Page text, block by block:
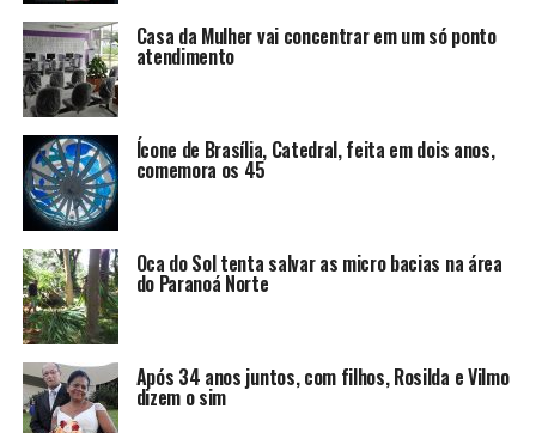
Casa da Mulher vai concentrar em um só ponto
atendimento
Ícone de Brasília, Catedral, feita em dois anos,
comemora os 45
Oca do Sol tenta salvar as micro bacias na área
do Paranoá Norte
Após 34 anos juntos, com filhos, Rosilda e Vilmo
dizem o sim